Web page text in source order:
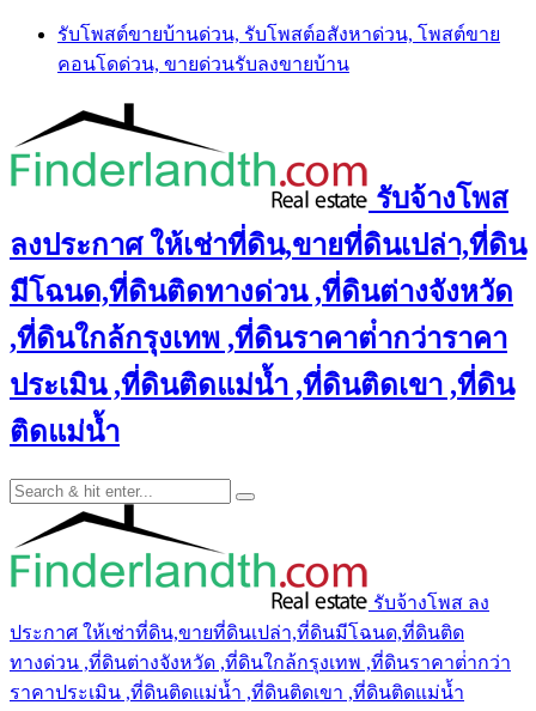
Skip
content
รับโพสต์ขายบ้านด่วน, รับโพสต์อสังหาด่วน, โพสต์ขาย
คอนโดด่วน, ขายด่วนรับลงขายบ้าน
รับจ้างโพส
ลงประกาศ ให้เช่าที่ดิน,ขายที่ดินเปล่า,ที่ดิน
มีโฉนด,ที่ดินติดทางด่วน ,ที่ดินต่างจังหวัด
,ที่ดินใกล้กรุงเทพ ,ที่ดินราคาต่ํากว่าราคา
ประเมิน ,ที่ดินติดแม่น้ำ ,ที่ดินติดเขา ,ที่ดิน
ติดแม่น้ำ
รับจ้างโพส ลง
ประกาศ ให้เช่าที่ดิน,ขายที่ดินเปล่า,ที่ดินมีโฉนด,ที่ดินติด
ทางด่วน ,ที่ดินต่างจังหวัด ,ที่ดินใกล้กรุงเทพ ,ที่ดินราคาต่ํากว่า
ราคาประเมิน ,ที่ดินติดแม่น้ำ ,ที่ดินติดเขา ,ที่ดินติดแม่น้ำ